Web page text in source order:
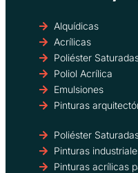
Alquídicas
Acrílicas
Poliéster
Poliol Acrílica
Emulsiones
Pinturas
Poliéster
Pinturas
Pinturas acrílicas